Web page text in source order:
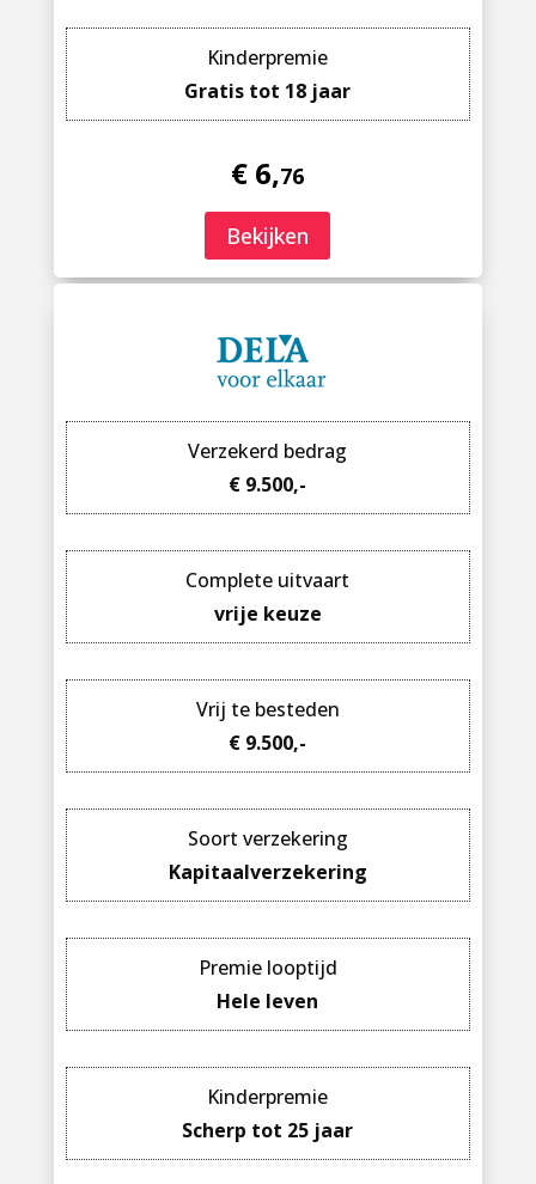
Kinderpremie
Gratis tot 18 jaar
€ 6,76
Bekijken
Verzekerd bedrag
€ 9.500,-
Complete uitvaart
vrije keuze
Vrij te besteden
€ 9.500,-
Soort verzekering
Kapitaalverzekering
Premie looptijd
Hele leven
Kinderpremie
Scherp tot 25 jaar